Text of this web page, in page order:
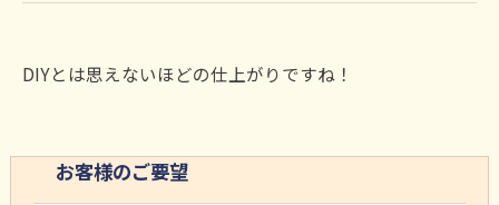
DIYとは思えないほどの仕上がりですね！
お客様のご要望